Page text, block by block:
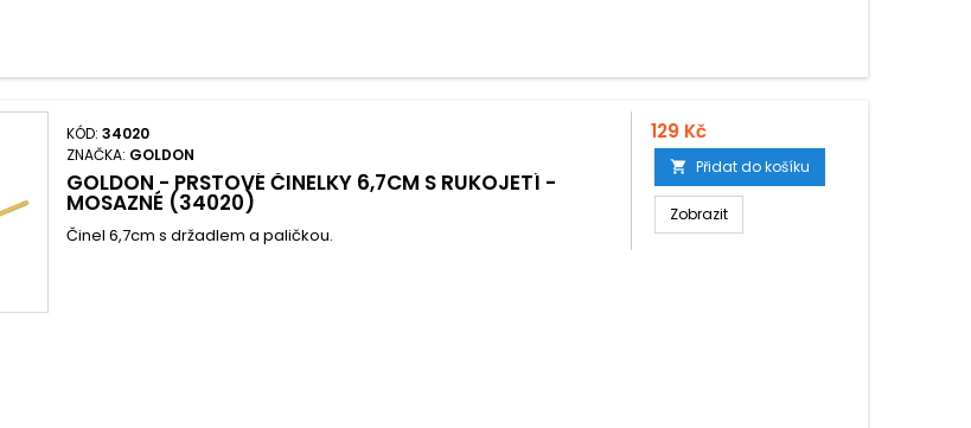
KÓD:34020
ZNAČKA: GOLDON
GOLDON - PRSTOVÉ ČINELKY 6,7CM S RUKOJETÍ -
MOSAZNÉ (34020)
Činel 6,7cm s držadlem a paličkou.
129 Kč
 Přidat do košíku
Zobrazit